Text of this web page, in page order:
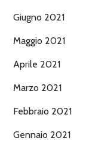
Giugno 2021
Maggio 2021
Aprile 2021
Marzo 2021
Febbraio 2021
Gennaio 2021